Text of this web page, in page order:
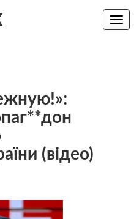
Toggle
(відео)